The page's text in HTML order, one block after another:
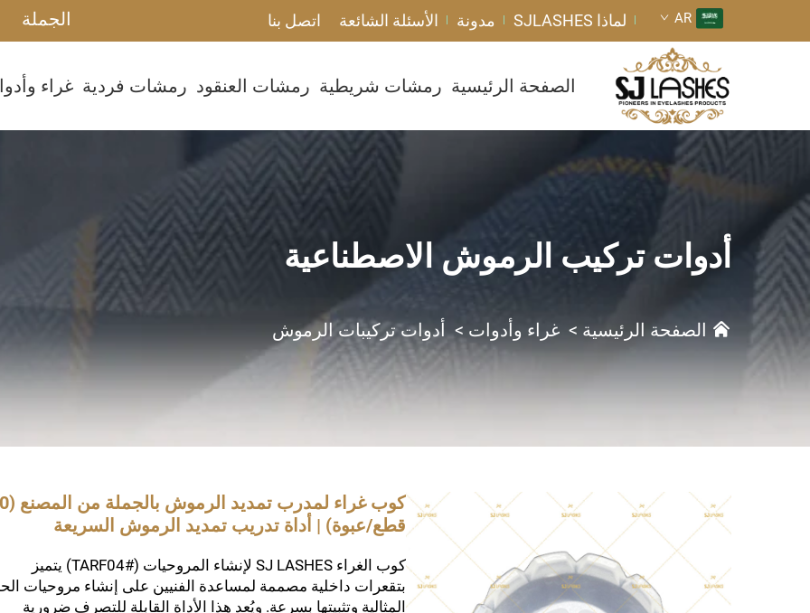
الجملة AR لماذا SJLASHES مدونة الأسئلة الشائعة اتصل بنا
الصفحة الرئيسية رمشات شريطية رمشات العنقود رمشات فردية غراء
أدوات تركيب الرموش الاصطناعية
الصفحة الرئيسية > غراء وأدوات >أدوات تركيبات الرموش
كوب غراء
قطع/عبوة) | أداة تدريب تمديد الرموش السريعة
كوب الغراء SJ LASHES لإنشاء المروحيات (#TARF04) يتميز
بتقعرات داخلية مصممة لمساعدة الفنيين على إنشاء مروحيات
المثالية وتثبيتها بسرعة. ويُعد هذا الأداة القابلة للتصرف ضرورية